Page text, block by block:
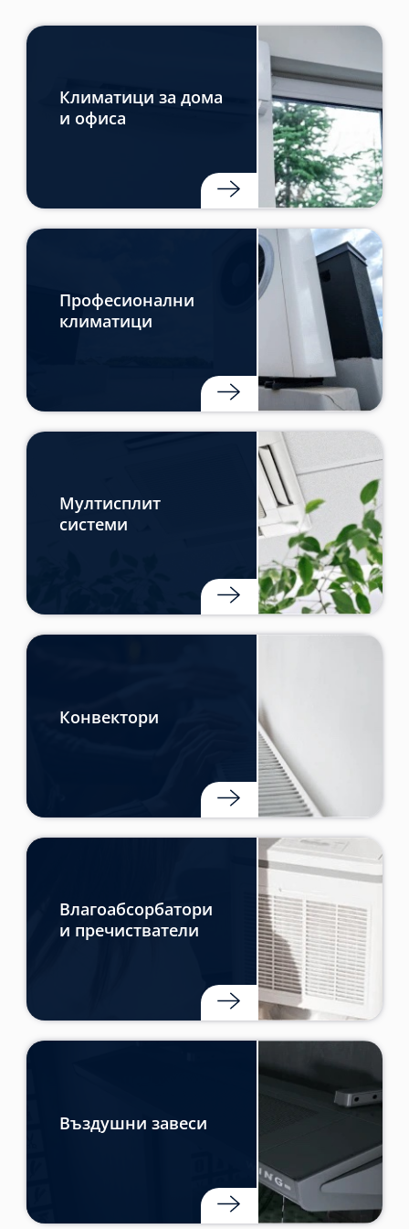
Климатици за дома
и офиса
Професионални
климатици
Мултисплит
системи
Конвектори
Влагоабсорбатори
и пречистватели
Въздушни завеси